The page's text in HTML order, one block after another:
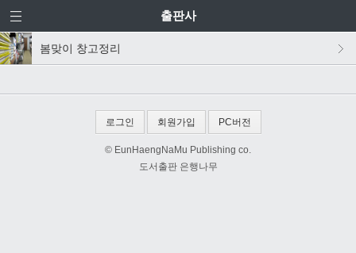
출판사
봄맞이 창고정리
로그인 회원가입 PC버전
© EunHaengNaMu Publishing co.
도서출판 은행나무